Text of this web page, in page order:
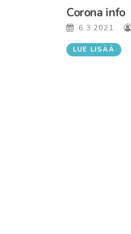
Corona info
6.3.2021
LUE LISÄÄ